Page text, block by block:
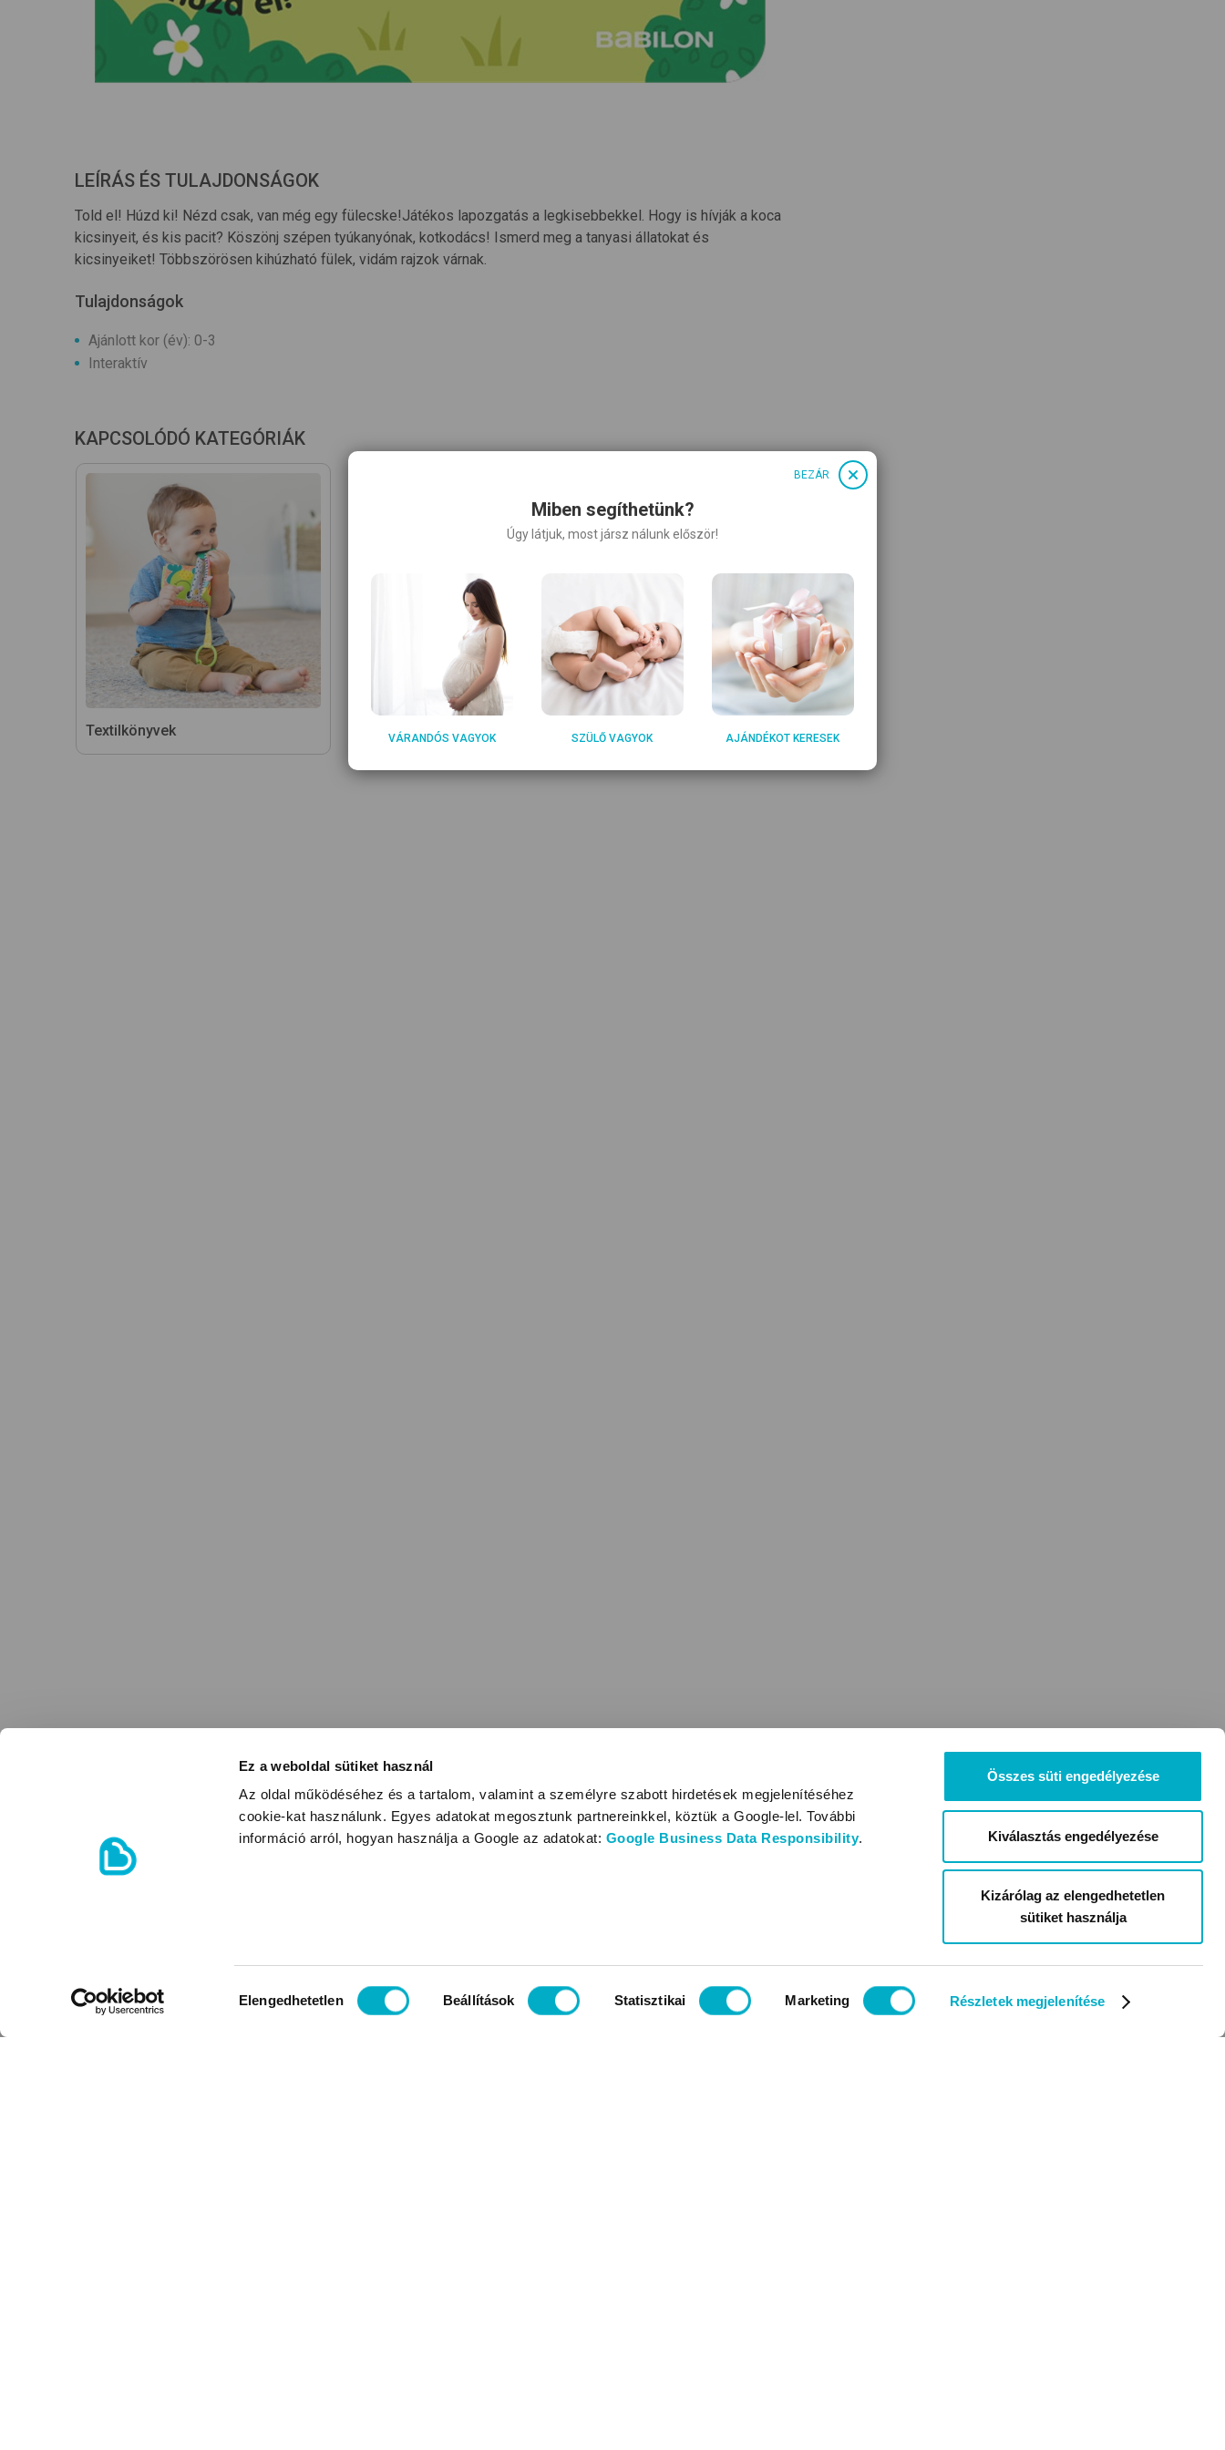
Ez a weboldal sütiket használ
Az oldal működéséhez és a tartalom, valamint a személyre szabott hirdetések megjelenítéséhez
cookie-kat használunk. Egyes adatokat megosztunk partnereinkkel, köztük a Google-lel. További
információ arról, hogyan használja a Google az adatokat: Google Business Data Responsibility.
kiválasztása
Elengedhetetlen Beállítások Statisztikai Marketing Részletek megjelenítése
Összes süti engedélyezése
Kiválasztás engedélyezése
Kizárólag az elengedhetetlen
sütiket használja
LEÍRÁS ÉS TULAJDONSÁGOK
Told el! Húzd ki! Nézd csak, van még egy fülecske!Játékos lapozgatás a legkisebbekkel. Hogy is hívják a koca
kicsinyeit, és kis pacit? Köszönj szépen tyúkanyónak, kotkodács! Ismerd meg a tanyasi állatokat és
kicsinyeiket! Többszörösen kihúzható fülek, vidám rajzok várnak.
Tulajdonságok
Ajánlott kor (év): 0-3
Interaktív
KAPCSOLÓDÓ KATEGÓRIÁK
Textilkönyvek Fürdőskönyvek Kontrasztos könyvek
Miben segíthetünk?
Úgy látjuk, most jársz nálunk először!
VÁRANDÓS VAGYOK SZÜLŐ VAGYOK AJÁNDÉKOT KERESEK
BEZÁR